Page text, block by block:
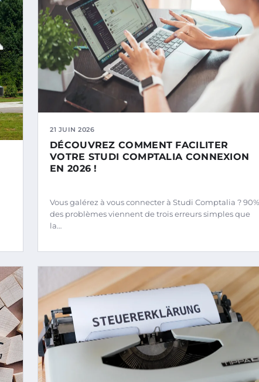
21 JUIN 2026
DÉCOUVREZ COMMENT FACILITER
VOTRE STUDI COMPTALIA CONNEXION
EN 2026 !
Vous galérez à vous connecter à Studi Comptalia ? 90%
des problèmes viennent de trois erreurs simples que
la…